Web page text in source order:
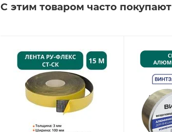
С этим товаром часто покупают